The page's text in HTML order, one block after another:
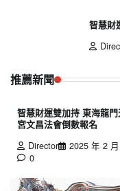
智慧財
推薦新聞
智慧財運雙加持 東海龍
宮文昌法會倒數報名
Director
2025 年 2
0